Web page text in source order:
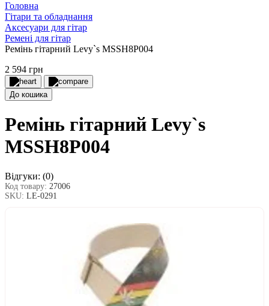
Головна
Гітари та обладнання
Аксесуари для гітар
Ремені для гітар
Ремінь гітарний Levy`s MSSH8P004
2 594 грн
До кошика
Ремінь гітарний Levy`s
MSSH8P004
Відгуки: (0)
Код товару: 27006
SKU: LE-0291